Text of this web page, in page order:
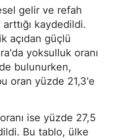
gelir ve refah
kaydedildi.
açıdan güçlü
yoksulluk oranı
bulunurken,
oran yüzde 21,3'e
ise yüzde 27,5
Bu tablo, ülke